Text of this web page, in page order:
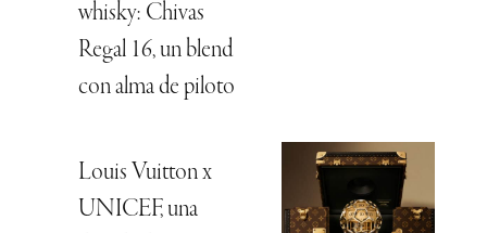
whisky: Chivas
Regal 16, un blend
con alma de piloto
Louis Vuitton x
UNICEF, una